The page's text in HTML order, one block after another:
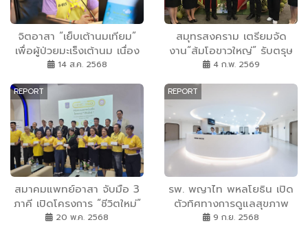
จิตอาสา “เย็บเต้านมเทียม”
เพื่อผู้ป่วยมะเร็งเต้านม เนื่อง
ในโอกาสวันเฉลิม
พระนางเจ้าสิริกิติ์ พระบรม
ราชินีนาถ พระบรมราชชนนี
พันปีหลวง
14 ส.ค. 2568
สมุทรสงคราม เตรียมจัด
งาน“ส้มโอขาวใหญ่” รับตรุษ
จีน ดันสินค้า GI กระตุ้น
4 ก.พ. 2569
REPORT
สมาคมแพทย์อาสา จับมือ 3
ภาคี เปิดโครงการ “ชีวิตใหม่”
ตั้งศูนย์บำบัดผู้ติดยาเสพติด
20 พ.ค. 2568
REPORT
รพ. พญาไท พหลโยธิน เปิด
ตัวทิศทางการดูแลสุขภาพ
‘Value Personalized Care’
9 ก.ย. 2568